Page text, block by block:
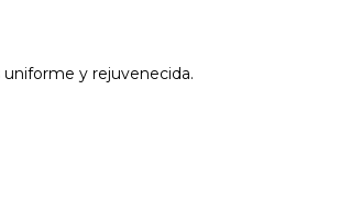
y rejuvenecida.